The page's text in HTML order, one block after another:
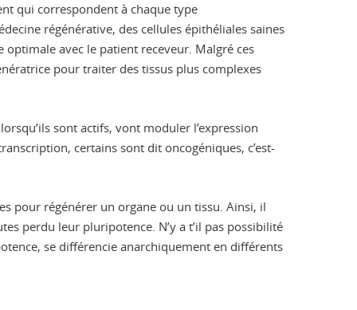
qui correspondent à chaque type
régénérative, des cellules épithéliales saines
avec le patient receveur. Malgré ces
pour traiter des tissus plus complexes
sont actifs, vont moduler l’expression
certains sont dit oncogéniques, c’est-
pour régénérer un organe ou un tissu. Ainsi, il
perdu leur pluripotence. N’y a t’il pas possibilité
se différencie anarchiquement en différents